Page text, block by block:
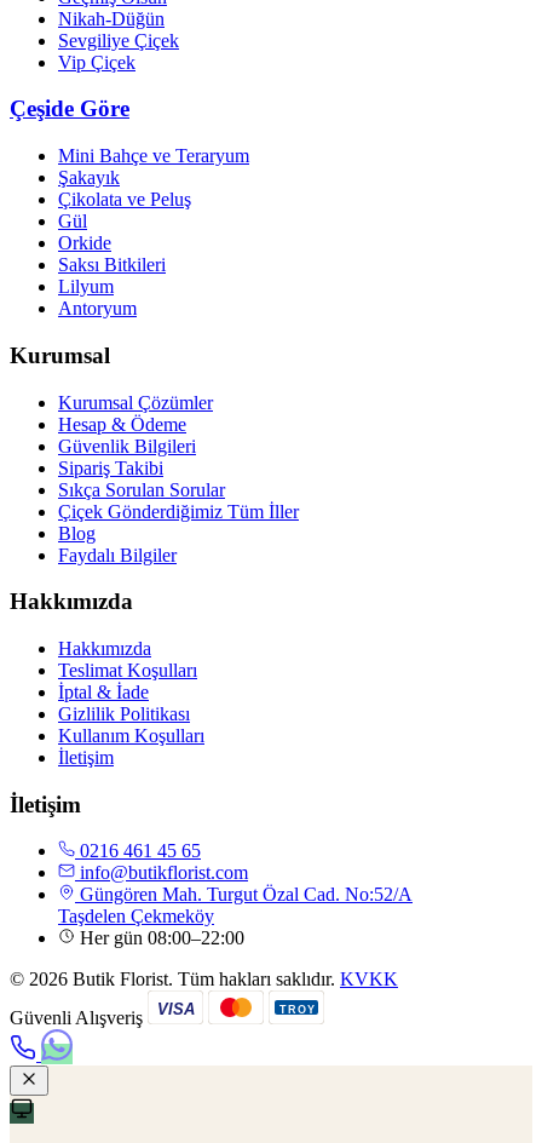
Nikah-Düğün
Sevgiliye Çiçek
Vip Çiçek
Çeşide Göre
Mini Bahçe ve Teraryum
Şakayık
Çikolata ve Peluş
Gül
Orkide
Saksı Bitkileri
Lilyum
Antoryum
Kurumsal
Kurumsal Çözümler
Hesap & Ödeme
Güvenlik Bilgileri
Sipariş Takibi
Sıkça Sorulan Sorular
Çiçek Gönderdiğimiz Tüm İller
Blog
Faydalı Bilgiler
Hakkımızda
Hakkımızda
Teslimat Koşulları
İptal & İade
Gizlilik Politikası
Kullanım Koşulları
İletişim
İletişim
0216 461 45 65
info@butikflorist.com
Güngören Mah. Turgut Özal Cad. No:52/A
Taşdelen Çekmeköy
Her gün 08:00–22:00
© 2026 Butik Florist. Tüm hakları saklıdır. KVKK
Güvenli Alışveriş
VISA TROY